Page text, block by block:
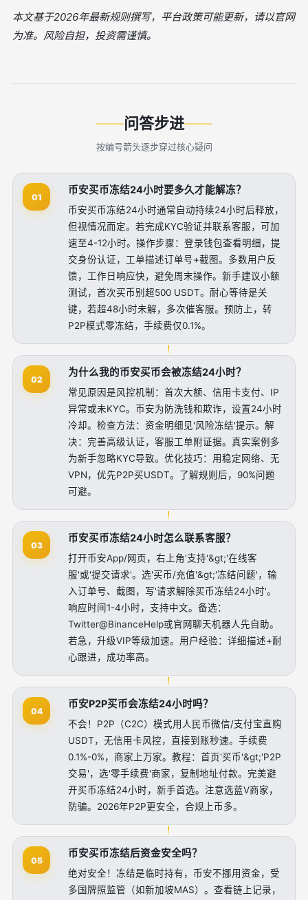
本文基于2026年最新规则撰写，平台政策可能更新，请以官网
为准。风险自担，投资需谨慎。
问答步进
按编号箭头逐步穿过核心疑问
01
币安买币冻结24小时要多久才能解冻？
币安买币冻结24小时通常自动持续24小时后释放，
但视情况而定。若完成KYC验证并联系客服，可加
速至4-12小时。操作步骤：登录钱包查看明细，提
交身份认证，工单描述订单号+截图。多数用户反
馈，工作日响应快，避免周末操作。新手建议小额
测试，首次买币别超500 USDT。耐心等待是关
键，若超48小时未解，多次催客服。预防上，转
P2P模式零冻结，手续费仅0.1%。
02
为什么我的币安买币会被冻结24小时？
常见原因是风控机制：首次大额、信用卡支付、IP
异常或未KYC。币安为防洗钱和欺诈，设置24小时
冷却。检查方法：资金明细见'风险冻结'提示。解
决：完善高级认证，客服工单附证据。真实案例多
为新手忽略KYC导致。优化技巧：用稳定网络、无
VPN，优先P2P买USDT。了解规则后，90%问题
可避。
03
币安买币冻结24小时怎么联系客服？
打开币安App/网页，右上角'支持'&gt;'在线客
服'或'提交请求'。选'买币/充值'&gt;'冻结问题'，输
入订单号、截图，写'请求解除买币冻结24小时'。
响应时间1-4小时，支持中文。备选：
Twitter@BinanceHelp或官网聊天机器人先自助。
若急，升级VIP等级加速。用户经验：详细描述+耐
心跟进，成功率高。
04
币安P2P买币会冻结24小时吗？
不会！P2P（C2C）模式用人民币微信/支付宝直购
USDT，无信用卡风控，直接到账秒速。手续费
0.1%-0%，商家上万家。教程：首页'买币'&gt;'P2P
交易'，选'零手续费'商家，复制地址付款。完美避
开买币冻结24小时，新手首选。注意选蓝V商家，
防骗。2026年P2P更安全，合规上币多。
05
币安买币冻结后资金安全吗？
绝对安全！冻结是临时持有，币安不挪用资金，受
多国牌照监管（如新加坡MAS）。查看链上记录，